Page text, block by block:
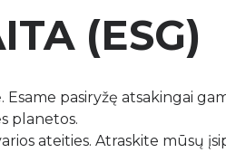
(ESG)
pasiryžę atsakingai
planetos.
ateities. Atraskite mūsų